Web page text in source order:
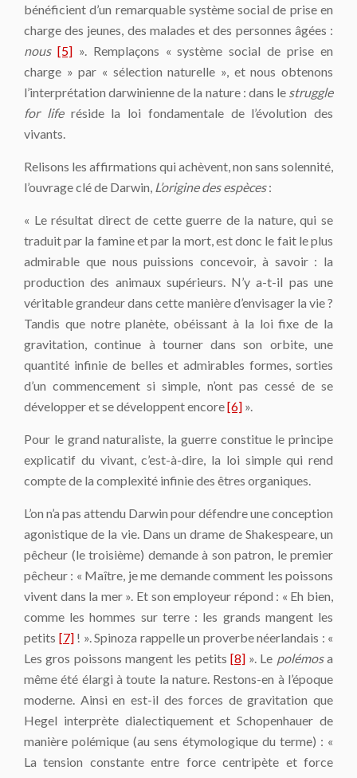
bénéficient d’un remarquable système social de prise en
charge des jeunes, des malades et des personnes âgées :
nous [5]». Remplaçons « système social de prise en
charge » par « sélection naturelle », et nous obtenons
l’interprétation darwinienne de la nature : dans le struggle
for liferéside la loi fondamentale de l’évolution des
vivants.
Relisons les affirmations qui achèvent, non sans solennité,
l’ouvrage clé de Darwin, L’origine des espèces:
« Le résultat direct de cette guerre de la nature, qui se
traduit par la famine et par la mort, est donc le fait le plus
admirable que nous puissions concevoir, à savoir : la
production des animaux supérieurs. N’y a-t-il pas une
véritable grandeur dans cette manière d’envisager la vie ?
Tandis que notre planète, obéissant à la loi fixe de la
gravitation, continue à tourner dans son orbite, une
quantité infinie de belles et admirables formes, sorties
d’un commencement si simple, n’ont pas cessé de se
développer et se développent encore[6] ».
Pour le grand naturaliste, la guerre constitue le principe
explicatif du vivant, c’est-à-dire, la loi simple qui rend
compte de la complexité infinie des êtres organiques.
L’on n’a pas attendu Darwin pour défendre une conception
agonistique de la vie. Dans un drame de Shakespeare, un
pêcheur (le troisième) demande à son patron, le premier
pêcheur : « Maître, je me demande comment les poissons
vivent dans la mer ». Et son employeur répond : « Eh bien,
comme les hommes sur terre : les grands mangent les
petits [7]! ». Spinoza rappelle un pro­verbe néerlandais : «
Les gros poissons mangent les petits [8]». Le polémosa
même été élargi à toute la nature. Restons-en à l’époque
moderne. Ainsi en est-il des forces de gravi­tation que
Hegel interprète dialectiquement et Schopenhauer de
manière polémique (au sens étymologique du terme) : «
La tension constante entre force centripète et force